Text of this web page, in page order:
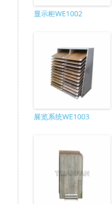
显示柜WE1002
展览系统WE1003